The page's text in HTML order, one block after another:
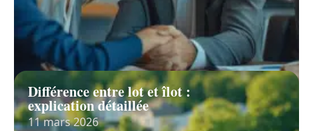
Différence entre lot et îlot :
explication détaillée
11 mars 2026